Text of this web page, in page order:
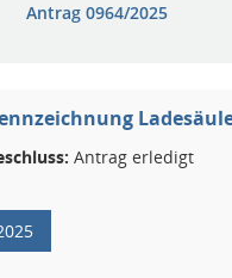
Antrag 0964/2025
Antrag erledigt